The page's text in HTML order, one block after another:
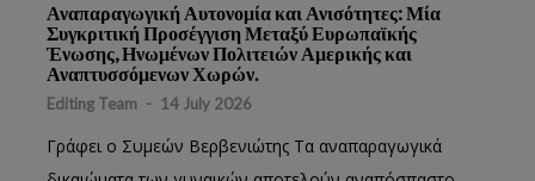
Αναπαραγωγική Αυτονομία και Ανισότητες: Μία
Συγκριτική Προσέγγιση Μεταξύ Ευρωπαϊκής
Ένωσης, Ηνωμένων Πολιτειών Αμερικής και
Αναπτυσσόμενων Χωρών.
Editing Team - 14 July 2026
Γράφει ο Συμεών Βερβενιώτης Τα αναπαραγωγικά